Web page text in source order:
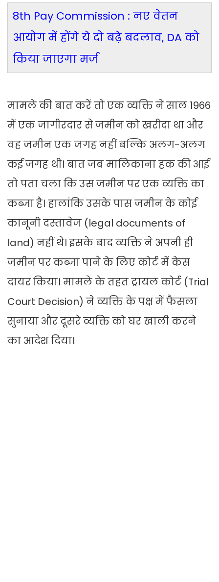
8th Pay Commission : नए वेतन
आयोग में होंगे ये दो बढ़े बदलाव, DA को
किया जाएगा मर्ज
मामले की बात करें तो एक व्यक्ति ने साल 1966
में एक जागीरदार से जमीन को खरीदा था और
वह जमीन एक जगह नहीं बल्कि अलग-अलग
कई जगह थी। बात जब मालिकाना हक की आई
तो पता चला कि उस जमीन पर एक व्यक्ति का
कब्जा है। हालांकि उसके पास जमीन के कोई
कानूनी दस्तावेज (legal documents of
land) नहीं थे। इसके बाद व्यक्ति ने अपनी ही
जमीन पर कब्जा पाने के लिए कोर्ट में केस
दायर किया। मामले के तहत ट्रायल कोर्ट (Trial
Court Decision) ने व्यक्ति के पक्ष में फैसला
सुनाया और दूसरे व्यक्ति को घर खाली करने
का आदेश दिया।